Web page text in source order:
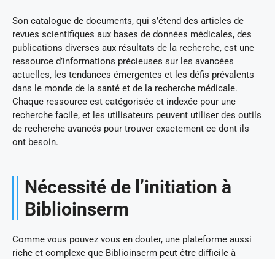
Son catalogue de documents, qui s’étend des articles de
revues scientifiques aux bases de données médicales, des
publications diverses aux résultats de la recherche, est une
ressource d’informations précieuses sur les avancées
actuelles, les tendances émergentes et les défis prévalents
dans le monde de la santé et de la recherche médicale.
Chaque ressource est catégorisée et indexée pour une
recherche facile, et les utilisateurs peuvent utiliser des outils
de recherche avancés pour trouver exactement ce dont ils
ont besoin.
Nécessité de l’initiation à
Biblioinserm
Comme vous pouvez vous en douter, une plateforme aussi
riche et complexe que Biblioinserm peut être difficile à